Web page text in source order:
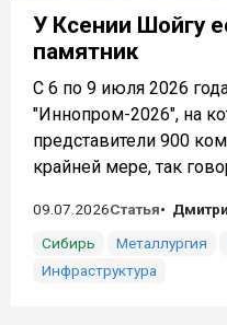
У Ксении Шойгу
памятник
С 6 по 9 июля 2026
"Иннопром-2026", на
представители 900
крайней мере, так
09.07.2026Статья
Сибирь
Металлургия
Инфраструктура